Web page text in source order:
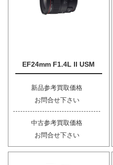
EF24mm F1.4L II USM
新品参考買取価格
お問合せ下さい
中古参考買取価格
お問合せ下さい